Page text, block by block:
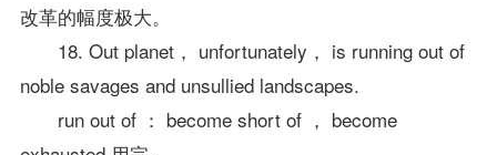
改革的幅度极大。
18. Out planet， unfortunately， is running out of
noble savages and unsullied landscapes.
run out of ： become short of ， become